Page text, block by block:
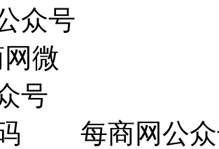
众号
每商网公